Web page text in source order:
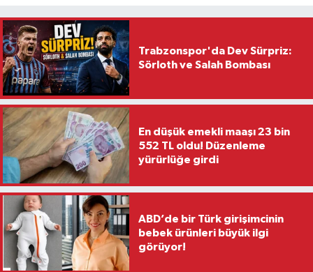
Trabzonspor'da Dev Sürpriz:
Sörloth ve Salah Bombası
En düşük emekli maaşı 23 bin
552 TL oldu! Düzenleme
yürürlüğe girdi
ABD’de bir Türk girişimcinin
bebek ürünleri büyük ilgi
görüyor!